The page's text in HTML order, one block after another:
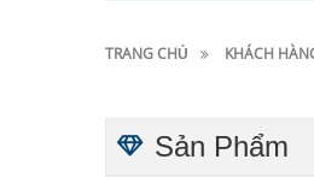
TRANG CHỦ KHÁCH
Sản Phẩm